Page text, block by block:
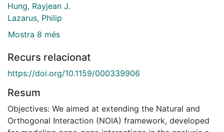
Hung, Rayjean J.
Lazarus, Philip
Mostra 8 més
Recurs relacionat
https://doi.org/10.1159/000339906
Resum
Objectives: We aimed at extending the Natural and
Orthogonal Interaction (NOIA) framework, developed